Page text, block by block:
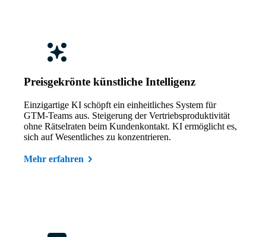
Preisgekrönte künstliche Intelligenz
Einzigartige KI schöpft ein einheitliches System für
GTM-Teams aus. Steigerung der Vertriebsproduktivität
ohne Rätselraten beim Kundenkontakt. KI ermöglicht es,
sich auf Wesentliches zu konzentrieren.
Mehr erfahren